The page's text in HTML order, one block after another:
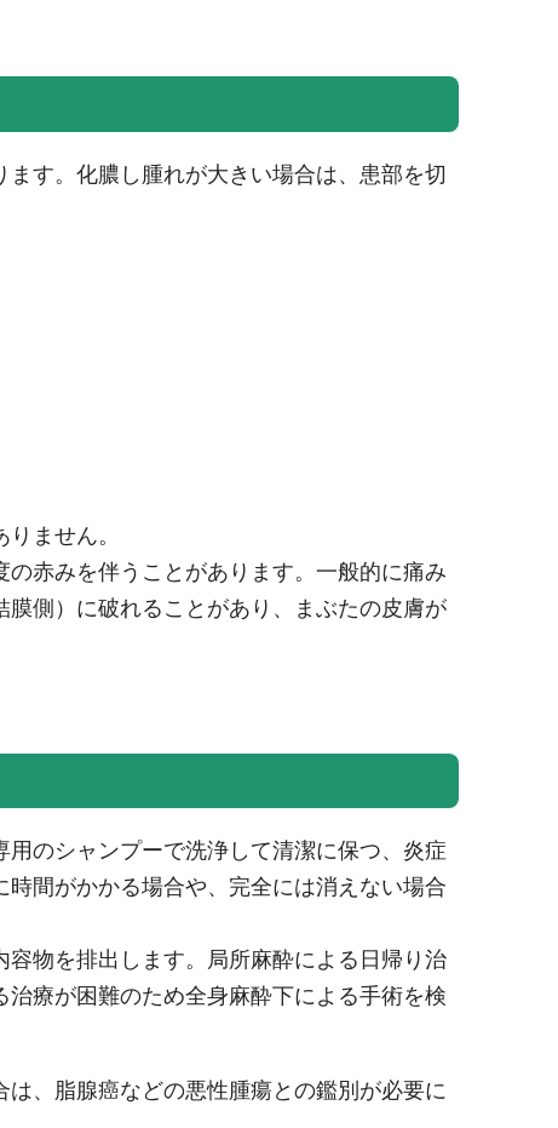
す。化膿し腫れが大きい場合は、患部を切
ません。
赤みを伴うことがあります。一般的に痛み
側）に破れることがあり、まぶたの皮膚が
のシャンプーで洗浄して清潔に保つ、炎症
間がかかる場合や、完全には消えない場合
物を排出します。局所麻酔による日帰り治
療が困難のため全身麻酔下による手術を検
、脂腺癌などの悪性腫瘍との鑑別が必要に